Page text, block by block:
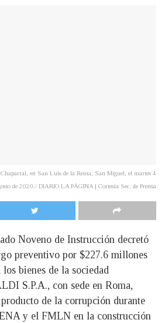
Chaparral, en San Luis de la Reina, San Miguel, el martes 4
de 2020./ DIARIO LA PÁGINA | Cortesía Sec. de Prensa
Noveno de Instrucción decretó
preventivo por $227.6 millones
los bienes de la sociedad
S.P.A., con sede en Roma,
de la corrupción durante
y el FMLN en la construcción